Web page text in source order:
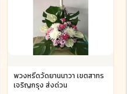
พวงหรีดวัดยานนาวา เขตสาทร
เจริญกรุง ส่งด่วน